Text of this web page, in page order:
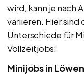
wird, kann je nach
variieren. Hier sind
Unterschiede für
Vollzeitjobs:
Minijobs in